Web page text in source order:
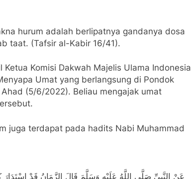
hurum adalah berlipatnya gandanya dosa
taat. (Tafsir al-Kabir 16/41).
Komisi Dakwah Majelis Ulama Indonesia
Umat yang berlangsung di Pondok
(5/6/2022). Beliau mengajak umat
juga terdapat pada hadits Nabi Muhammad
عَنْ النَّبِيِّ صَلَّى اللَّهُ عَلَيْهِ وَسَلَّمَ قَالَ الزَّمَانُ قَدْ